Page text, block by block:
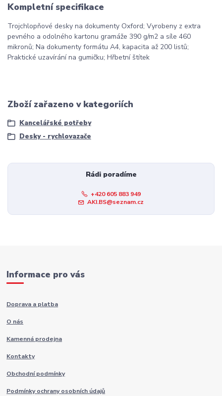
Kompletní specifikace
Trojchlopňové desky na dokumenty Oxford; Vyrobeny z extra
pevného a odolného kartonu gramáže 390 g/m2 a síle 460
mikronů; Na dokumenty formátu A4, kapacita až 200 listů;
Praktické uzavírání na gumičku; Hřbetní štítek
Zboží zařazeno v kategoriích
Kancelářské potřeby
Desky - rychlovazače
Rádi poradíme
+420 605 883 949
AKI.BS@seznam.cz
Informace pro vás
Doprava a platba
O nás
Kamenná prodejna
Kontakty
Obchodní podmínky
Podmínky ochrany osobních údajů